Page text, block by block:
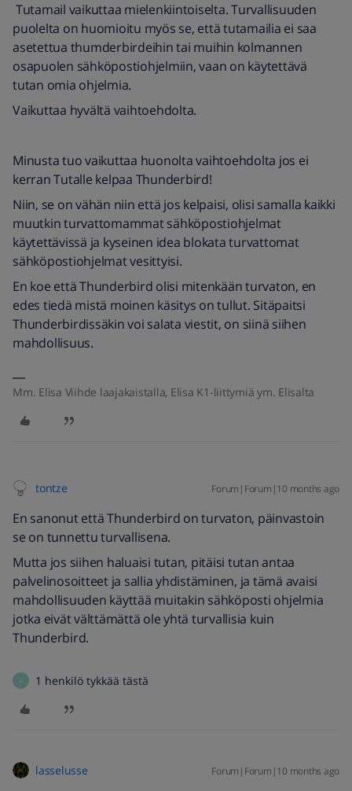
Tutamail vaikuttaa mielenkiintoiselta. Turvallisuuden
puolelta on huomioitu myös se, että tutamailia ei saa
asetettua thumderbirdeihin tai muihin kolmannen
osapuolen sähköpostiohjelmiin, vaan on käytettävä
tutan omia ohjelmia.
Vaikuttaa hyvältä vaihtoehdolta.
Minusta tuo vaikuttaa huonolta vaihtoehdolta jos ei
kerran Tutalle kelpaa Thunderbird!
Niin, se on vähän niin että jos kelpaisi, olisi samalla kaikki
muutkin turvattomammat sähköpostiohjelmat
käytettävissä ja kyseinen idea blokata turvattomat
sähköpostiohjelmat vesittyisi.
En koe että Thunderbird olisi mitenkään turvaton, en
edes tiedä mistä moinen käsitys on tullut. Sitäpaitsi
Thunderbirdissäkin voi salata viestit, on siinä siihen
mahdollisuus.
Mm. Elisa Viihde laajakaistalla, Elisa K1-liittymiä ym. Elisalta
tontze Forum|Forum|10 months ago
En sanonut että Thunderbird on turvaton, päinvastoin
se on tunnettu turvallisena.
Mutta jos siihen haluaisi tutan, pitäisi tutan antaa
palvelinosoitteet ja sallia yhdistäminen, ja tämä avaisi
mahdollisuuden käyttää muitakin sähköposti ohjelmia
jotka eivät välttämättä ole yhtä turvallisia kuin
Thunderbird.
L 1 henkilö tykkää tästä
lasselusse Forum|Forum|10 months ago